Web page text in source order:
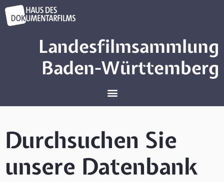
Landesfilmsammlung
Baden-Württemberg
Durchsuchen Sie
unsere Datenbank